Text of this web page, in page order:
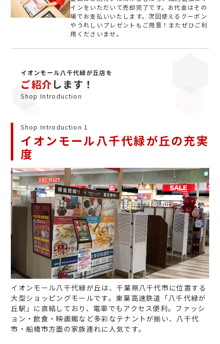
インをいただいて売却完了です。お代金はその
場でお支払いいたします。次回使えるクーポン
やうれしいプレゼントもご用意！またぜひご利
用くださいませ。
イオンモール八千代緑が丘店を
ご紹介します！
Shop Introduction
Shop Introduction 1
イオンモール八千代緑が丘の充実
度
イオンモール八千代緑が丘は、千葉県八千代市に位置する
大型ショッピングモールです。東葉高速鉄道「八千代緑が
丘駅」に直結しており、電車でもアクセス便利。ファッシ
ョン・飲食・映画館など多彩なテナントが揃い、八千代
市・船橋市方面の家族連れに人気です。